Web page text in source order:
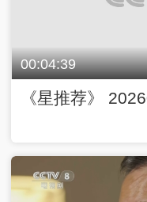
00:04:39
《星推荐》